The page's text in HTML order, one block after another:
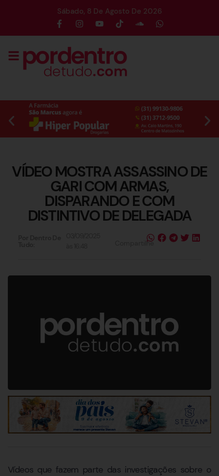
Sábado, 8 De Agosto De 2026
VÍDEO MOSTRA ASSASSINO DE
GARI COM ARMAS,
DISPARANDO E COM
DISTINTIVO DE DELEGADA
Compartilhe
Vídeos que fazem parte das investigações sobre o